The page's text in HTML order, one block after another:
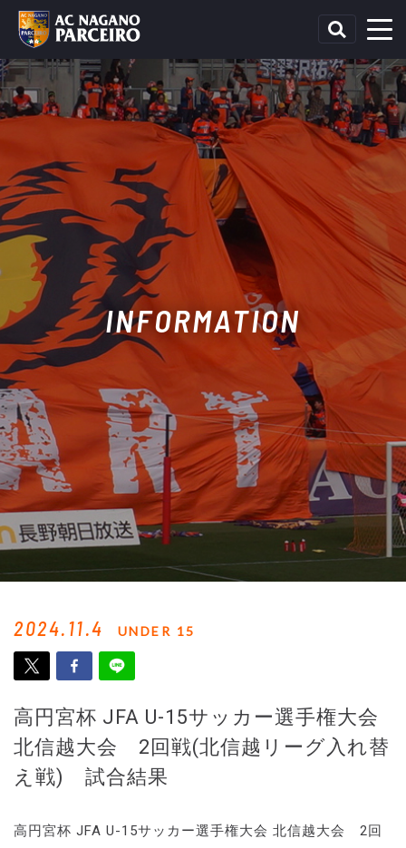
INFORMATION
2024.11.4 UNDER 15
高円宮杯 JFA U-15サッカー選手権大会
北信越大会 2回戦(北信越リーグ入れ替
え戦) 試合結果
高円宮杯 JFA U-15サッカー選手権大会 北信越大会 2回